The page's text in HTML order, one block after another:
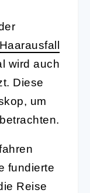
Haarausfall
wird auch
Diese
um
fundierte
Reise